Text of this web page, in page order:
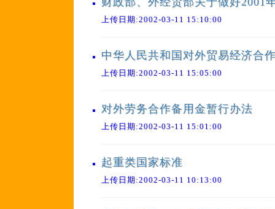
上传日期:2002-03-11 15:10:00
中华人民共和国对外贸易经济合
上传日期:2002-03-11 15:05:00
对外劳务合作备用金暂行办法
上传日期:2002-03-11 15:01:00
起重类国家标准
上传日期:2002-03-11 10:13:00